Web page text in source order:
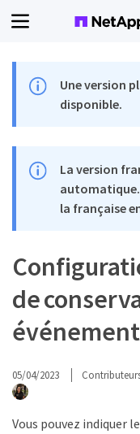
Une version
disponible.
La version
automatique.
la française
de
05/04/2023
Vous pouvez indiquer